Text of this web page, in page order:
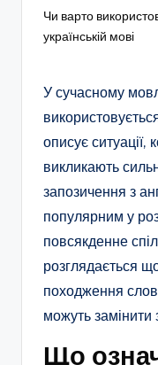
Чи варто
українській мові
У сучасному
описує ситуації,
викликають
запозичення з
популярним у
повсякденне
розглядається
походження
можуть замінити
Що